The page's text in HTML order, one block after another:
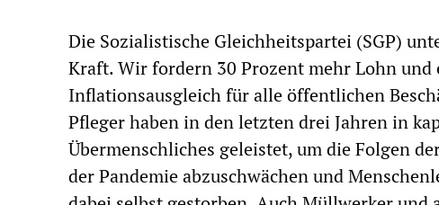
Die Sozialistische Gleichheitspartei (SGP)
Kraft. Wir fordern 30 Prozent mehr Lohn
Inflationsausgleich für alle öffentlichen
Pfleger haben in den letzten drei Jahren in
Übermenschliches geleistet, um die Folgen
der Pandemie abzuschwächen und